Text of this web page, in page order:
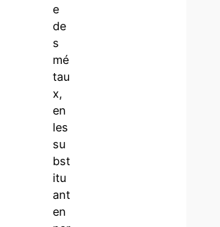
e
de
s
mé
tau
x,
en
les
su
bst
itu
ant
en